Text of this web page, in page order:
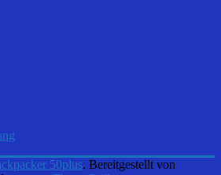
50plus. Bereitgestellt von